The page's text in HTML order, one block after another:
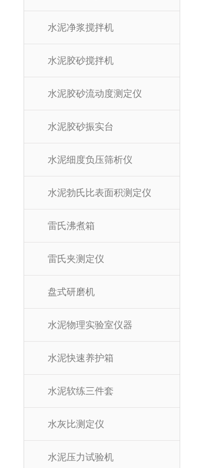
水泥净浆搅拌机
水泥胶砂搅拌机
水泥胶砂流动度测定仪
水泥胶砂振实台
水泥细度负压筛析仪
水泥勃氏比表面积测定仪
雷氏沸煮箱
雷氏夹测定仪
盘式研磨机
水泥物理实验室仪器
水泥快速养护箱
水泥软练三件套
水灰比测定仪
水泥压力试验机